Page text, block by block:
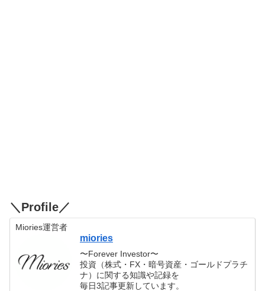
＼Profile／
Miories運営者
miories
〜Forever Investor〜
投資（株式・FX・暗号資産・ゴールドプラチ
ナ）に関する知識や記録を
毎日3記事更新しています。